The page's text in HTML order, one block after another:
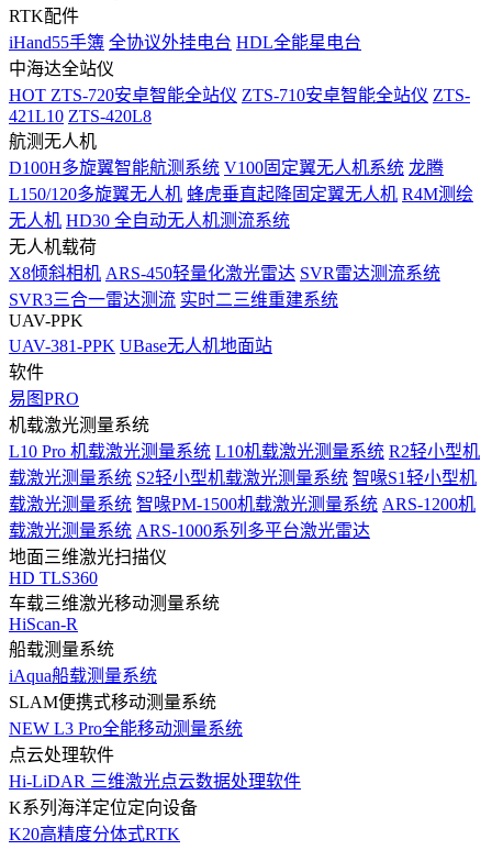
RTK配件
iHand55手簿 全协议外挂电台 HDL全能星电台
中海达全站仪
HOT ZTS-720安卓智能全站仪 ZTS-710安卓智能全站仪 ZTS-
421L10 ZTS-420L8
航测无人机
D100H多旋翼智能航测系统 V100固定翼无人机系统 龙腾
L150/120多旋翼无人机 蜂虎垂直起降固定翼无人机 R4M测绘
无人机 HD30 全自动无人机测流系统
无人机载荷
X8倾斜相机 ARS-450轻量化激光雷达 SVR雷达测流系统
SVR3三合一雷达测流 实时二三维重建系统
UAV-PPK
UAV-381-PPK UBase无人机地面站
软件
易图PRO
机载激光测量系统
L10 Pro 机载激光测量系统 L10机载激光测量系统 R2轻小型机
载激光测量系统 S2轻小型机载激光测量系统 智喙S1轻小型机
载激光测量系统 智喙PM-1500机载激光测量系统 ARS-1200机
载激光测量系统 ARS-1000系列多平台激光雷达
地面三维激光扫描仪
HD TLS360
车载三维激光移动测量系统
HiScan-R
船载测量系统
iAqua船载测量系统
SLAM便携式移动测量系统
NEW L3 Pro全能移动测量系统
点云处理软件
Hi-LiDAR 三维激光点云数据处理软件
K系列海洋定位定向设备
K20高精度分体式RTK